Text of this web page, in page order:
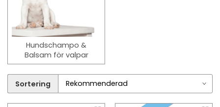
Hundschampo &
Balsam för valpar
Sortering